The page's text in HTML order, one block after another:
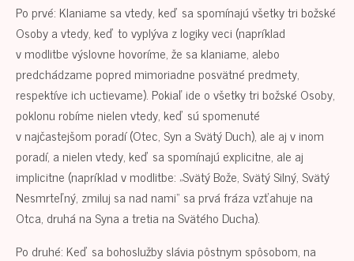
Po prvé: Klaniame sa vtedy, keď sa spomínajú všetky tri božské
Osoby a vtedy, keď to vyplýva z logiky veci (napríklad
v modlitbe výslovne hovoríme, že sa klaniame, alebo
predchádzame popred mimoriadne posvätné predmety,
respektíve ich uctievame). Pokiaľ ide o všetky tri božské Osoby,
poklonu robíme nielen vtedy, keď sú spomenuté
v najčastejšom poradí (Otec, Syn a Svätý Duch), ale aj v inom
poradí, a nielen vtedy, keď sa spomínajú explicitne, ale aj
implicitne (napríklad v modlitbe: „Svätý Bože, Svätý Silný, Svätý
Nesmrteľný, zmiluj sa nad nami“ sa prvá fráza vzťahuje na
Otca, druhá na Syna a tretia na Svätého Ducha).
Po druhé: Keď sa bohoslužby slávia pôstnym spôsobom, na